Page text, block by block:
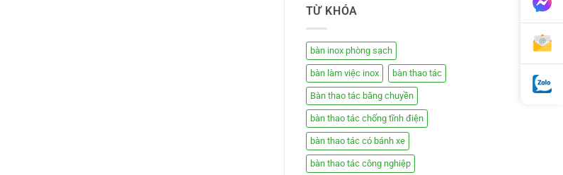
TỪ KHÓA
bàn inox phòng sạch
bàn làm việc inox bàn thao tác
Bàn thao tác băng chuyền
bàn thao tác chống tĩnh điện
bàn thao tác có bánh xe
bàn thao tác công nghiệp